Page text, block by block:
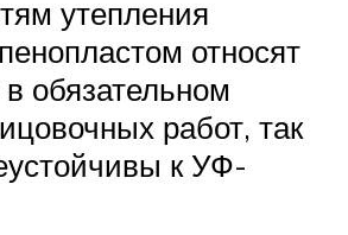
утепления
относят
обязательном
работ, так
к УФ-